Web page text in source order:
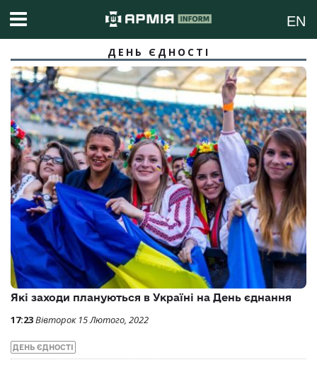
EN
ДЕНЬ ЄДНОСТІ
Які заходи плануються в Україні на День єднання
17:23Вівторок 15 Лютого, 2022
ДЕНЬ ЄДНОСТІ